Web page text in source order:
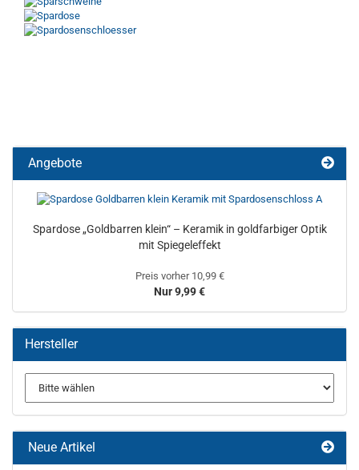
Angebote
Spardose „Goldbarren klein“ – Keramik in goldfarbiger Optik
mit Spiegeleffekt
Preis vorher 10,99 €
Nur 9,99 €
Hersteller
Neue Artikel